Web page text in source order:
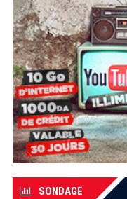
SONDAGE